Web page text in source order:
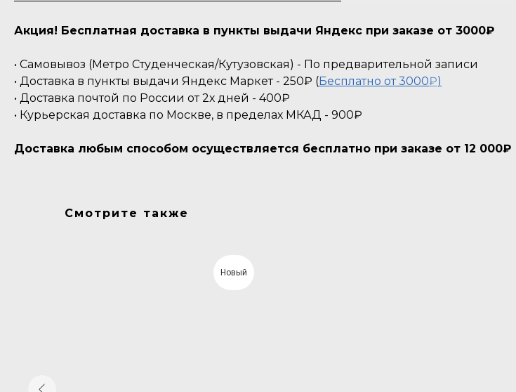
Акция! Бесплатная доставка в пункты выдачи Яндекс при заказе от 3000₽
• Самовывоз (Метро Студенческая/Кутузовская) - По предварительной записи
• Доставка в пункты выдачи Яндекс Маркет - 250₽ (Бесплатно от 3000₽)
• Доставка почтой по России от 2х дней - 400₽
• Курьерская доставка по Москве, в пределах МКАД - 900₽
Доставка любым способом осуществляется бесплатно при заказе от 12 000₽
Смотрите также
Новый